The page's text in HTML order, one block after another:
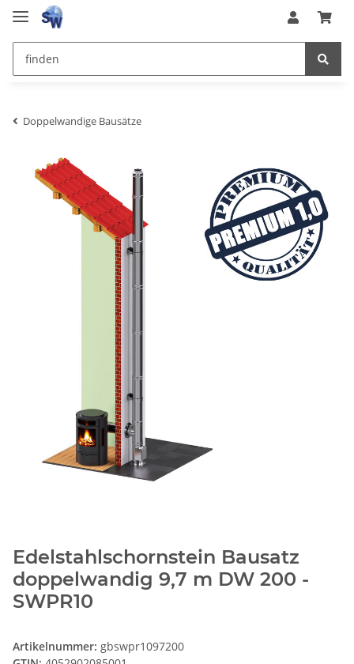
Doppelwandige Bausätze
Edelstahlschornstein Bausatz
doppelwandig 9,7 m DW 200 -
SWPR10
Artikelnummer: gbswpr1097200